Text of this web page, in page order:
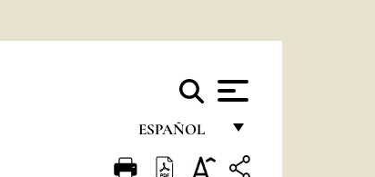
ESPAÑOL
FRANÇAIS